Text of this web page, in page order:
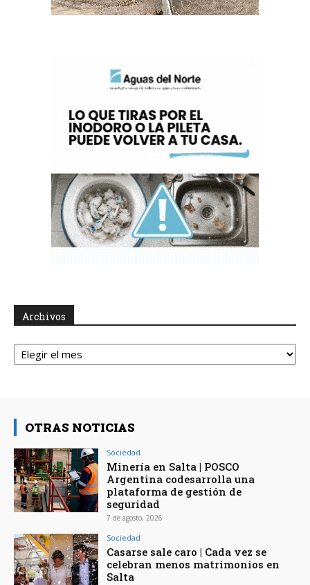
Archivos
Archivos
OTRAS NOTICIAS
Sociedad
Minería en Salta | POSCO
Argentina codesarrolla una
plataforma de gestión de
seguridad
7 de agosto, 2026
Sociedad
Casarse sale caro | Cada vez se
celebran menos matrimonios en
Salta